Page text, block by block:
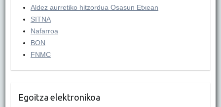
Aldez aurretiko hitzordua Osasun Etxean
SITNA
Nafarroa
BON
FNMC
Egoitza elektronikoa